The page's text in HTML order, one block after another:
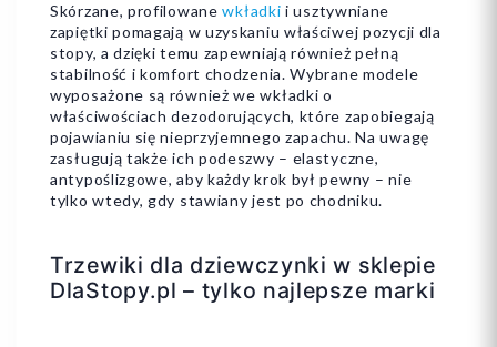
Skórzane, profilowanewkładki i usztywniane
zapiętki pomagają w uzyskaniu właściwej pozycji dla
stopy, a dzięki temu zapewniają również pełną
stabilność i komfort chodzenia. Wybrane modele
wyposażone są również we wkładki o
właściwościach dezodorujących, które zapobiegają
pojawianiu się nieprzyjemnego zapachu. Na uwagę
zasługują także ich podeszwy – elastyczne,
antypoślizgowe, aby każdy krok był pewny – nie
tylko wtedy, gdy stawiany jest po chodniku.
Trzewiki dla dziewczynki w sklepie
DlaStopy.pl – tylko najlepsze marki